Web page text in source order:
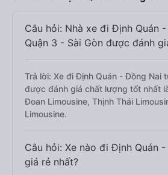
Câu hỏi: Nhà xe đi Định Quán
Quận 3 - Sài Gòn được đánh
Trả lời: Xe đi Định Quán - Đồng Nai
được đánh giá chất lượng tốt nhất
Đoan Limousine, Thịnh Thái
Limousine.
Câu hỏi: Xe nào đi Định Quán
giá rẻ nhất?